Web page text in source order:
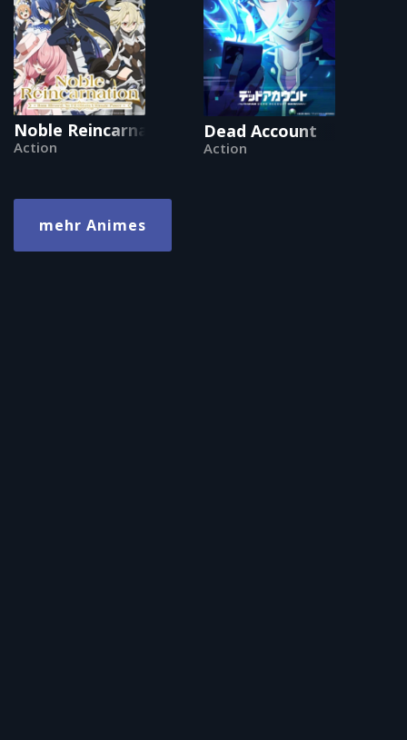
Noble Reincarnation ~Born Blessed, So I'll
Action
Dead Account
Action
mehr Animes